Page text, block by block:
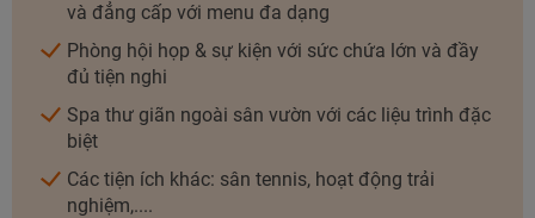
và đẳng cấp với menu đa dạng
Phòng hội họp & sự kiện với sức chứa lớn và đầy
đủ tiện nghi
Spa thư giãn ngoài sân vườn với các liệu trình đặc
biệt
Các tiện ích khác: sân tennis, hoạt động trải
nghiệm,....